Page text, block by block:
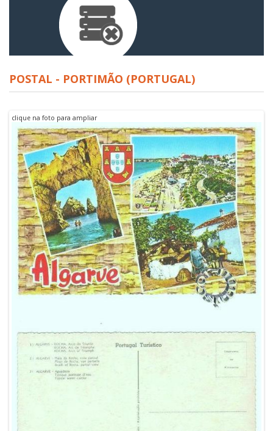
POSTAL - PORTIMÃO (PORTUGAL)
clique na foto para ampliar